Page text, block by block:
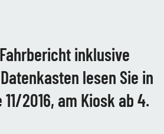
inklusive
lesen Sie in
2016, am Kiosk ab 4.